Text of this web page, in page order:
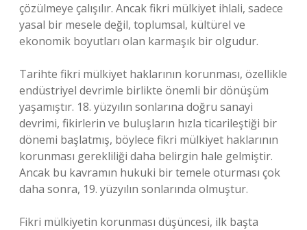
çözülmeye çalışılır. Ancak fikri mülkiyet ihlali, sadece
yasal bir mesele değil, toplumsal, kültürel ve
ekonomik boyutları olan karmaşık bir olgudur.
Tarihte fikri mülkiyet haklarının korunması, özellikle
endüstriyel devrimle birlikte önemli bir dönüşüm
yaşamıştır. 18. yüzyılın sonlarına doğru sanayi
devrimi, fikirlerin ve buluşların hızla ticarileştiği bir
dönemi başlatmış, böylece fikri mülkiyet haklarının
korunması gerekliliği daha belirgin hale gelmiştir.
Ancak bu kavramın hukuki bir temele oturması çok
daha sonra, 19. yüzyılın sonlarında olmuştur.
Fikri mülkiyetin korunması düşüncesi, ilk başta